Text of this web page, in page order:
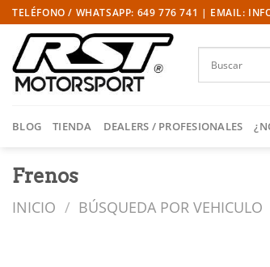
Saltar
al
contenido
TELÉFONO / WHATSAPP: 649 776 741 | EMAIL:
BLOG TIENDA DEALERS / PROFESIONALES
Frenos
INICIO / BÚSQUEDA POR VEHICULO